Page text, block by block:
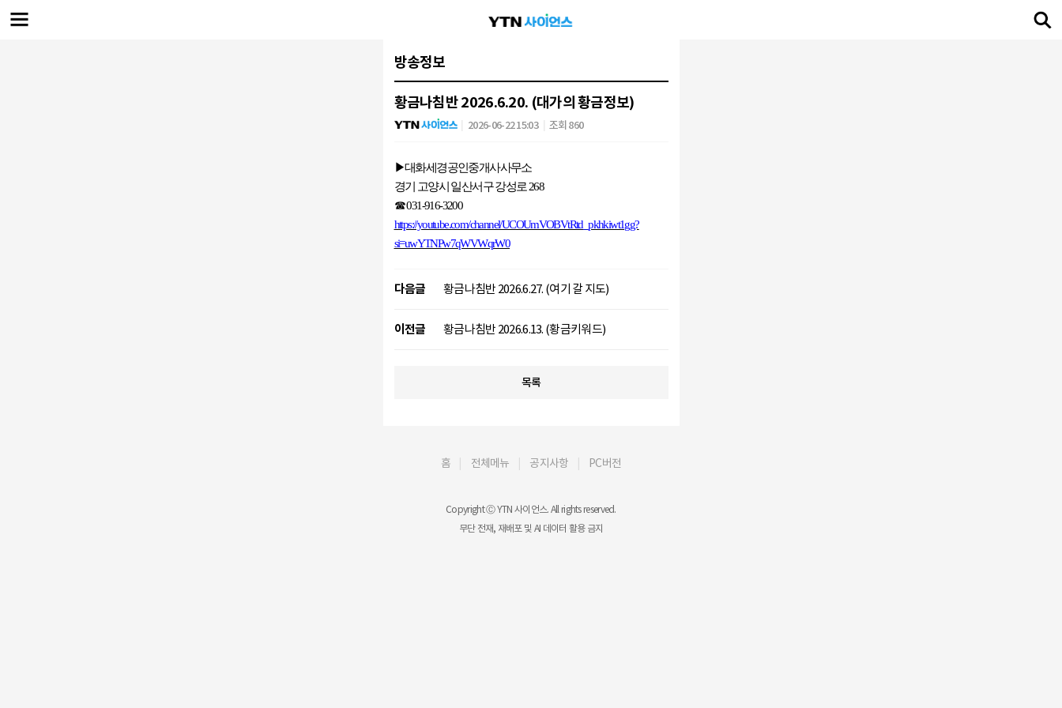
방송정보
황금나침반 2026.6.20. (대가의 황금정보)
2026-06-22 15:03 조회 860
▶대화세경공인중개사사무소
경기 고양시 일산서구 강성로 268
☎031-916-3200
https://youtube.com/channel/UCOUmVOBVtRtd_pkhkiwt1gg?
si=uwYTNPw7qWVWqrW0
다음글 황금나침반 2026.6.27. (여기 갈 지도)
이전글 황금나침반 2026.6.13. (황금키워드)
목록
홈 전체메뉴 공지사항 PC버전
Copyright Ⓒ YTN 사이언스. All rights reserved.
무단 전재, 재배포 및 AI 데이터 활용 금지